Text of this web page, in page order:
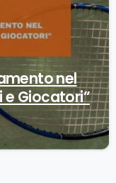
nel
e Giocatori”